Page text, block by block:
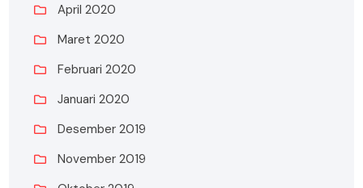
April 2020
Maret 2020
Februari 2020
Januari 2020
Desember 2019
November 2019